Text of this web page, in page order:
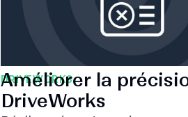
DRIVEWORKS
Améliorer la
DriveWorks